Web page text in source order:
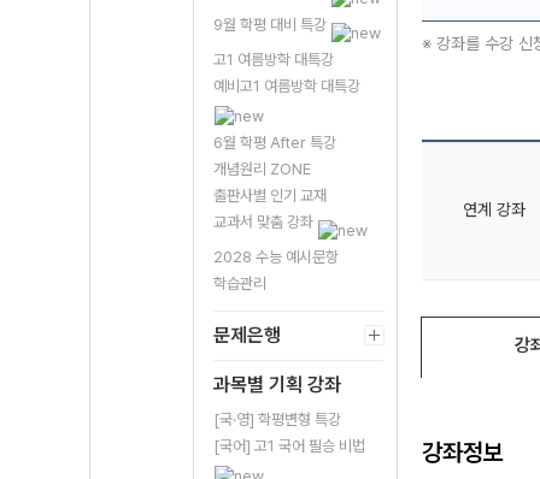
9월 학평 대비 특강
고1 여름방학 대특강
예비고1 여름방학 대특강
6월 학평 After 특강
개념원리 ZONE
출판사별 인기 교재
교과서 맞춤 강좌
2028 수능 예시문항
학습관리
문제은행
과목별 기획 강좌
[국·영] 학평변형 특강
[국어] 고1 국어 필승 비법
※ 강좌를 수강 신
연계 강좌
강
강좌정보